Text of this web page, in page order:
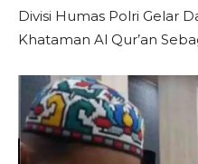
Divisi Humas Polri Gelar
Khataman Al Qur’an